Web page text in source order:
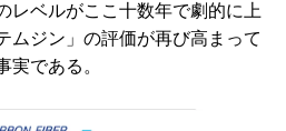
レベルがここ十数年で劇的に上
ムジン」の評価が再び高まって
実である。